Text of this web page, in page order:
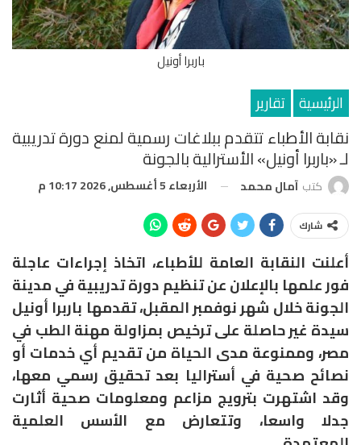
باربرا أونيل
الرئيسية تقارير
نقابة الأطباء تتقدم ببلاغات رسمية لمنع دورة تدريبية
لـ «باربرا أونيل» الأسترالية بالجونة
كتب آمال محمد الأربعاء 5 أغسطس, 2026 10:17 م
شارك
أعلنت النقابة العامة للأطباء، اتخاذ إجراءات عاجلة
فور علمها بالإعلان عن تنظيم دورة تدريبية في مدينة
الجونة خلال شهر نوفمبر المقبل، تقدمها باربرا أونيل
سيدة غير حاصلة على ترخيص بمزاولة مهنة الطب في
مصر، وممنوعة مدى الحياة من تقديم أي خدمات أو
نصائح صحية في أستراليا بعد تحقيق رسمي معها،
وقد اشتهرت بترويج مزاعم ومعلومات صحية أثارت
جدلا واسعا، وتتعارض مع الأسس العلمية